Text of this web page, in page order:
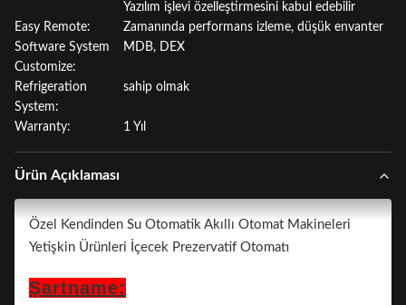
Yazılım işlevi özelleştirmesini kabul edebilir
Easy Remote:
Zamanında performans izleme, düşük envanter
Software System
Customize:
MDB, DEX
Refrigeration
System:
sahip olmak
Warranty: 1 Yıl
Ürün Açıklaması
Özel Kendinden Su Otomatik Akıllı Otomat Makineleri
Yetişkin Ürünleri İçecek Prezervatif Otomatı
Şartname: